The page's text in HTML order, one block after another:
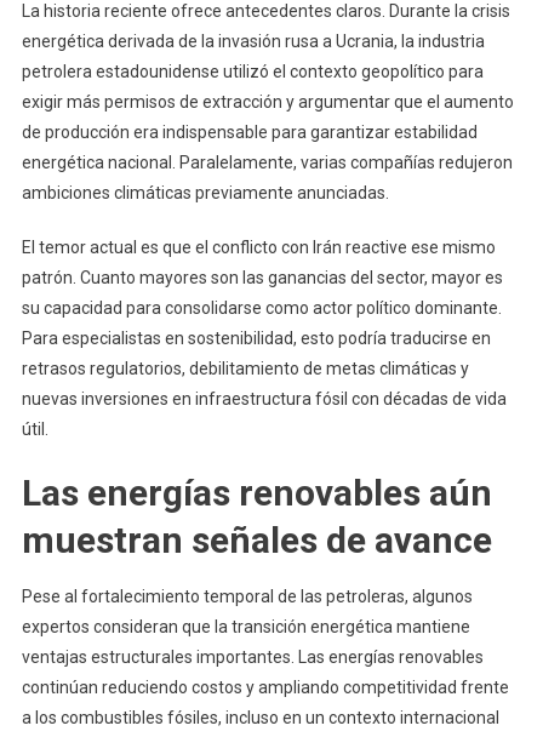
La historia reciente ofrece antecedentes claros. Durante la crisis
energética derivada de la invasión rusa a Ucrania, la industria
petrolera estadounidense utilizó el contexto geopolítico para
exigir más permisos de extracción y argumentar que el aumento
de producción era indispensable para garantizar estabilidad
energética nacional. Paralelamente, varias compañías redujeron
ambiciones climáticas previamente anunciadas.
El temor actual es que el conflicto con Irán reactive ese mismo
patrón. Cuanto mayores son las ganancias del sector, mayor es
su capacidad para consolidarse como actor político dominante.
Para especialistas en sostenibilidad, esto podría traducirse en
retrasos regulatorios, debilitamiento de metas climáticas y
nuevas inversiones en infraestructura fósil con décadas de vida
útil.
Las energías renovables aún
muestran señales de avance
Pese al fortalecimiento temporal de las petroleras, algunos
expertos consideran que la transición energética mantiene
ventajas estructurales importantes. Las energías renovables
continúan reduciendo costos y ampliando competitividad frente
a los combustibles fósiles, incluso en un contexto internacional